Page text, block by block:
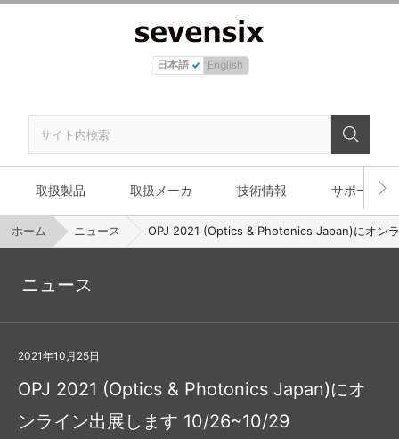
日本語 English
取扱製品 取扱メーカ 技術情報 サポート
ホーム ニュース OPJ 2021 (Optics & Photonics Japan)にオン
ニュース
OPJ 2021 (Optics & Photonics Japan)にオ
ンライン出展します 10/26~10/29
2021年10月25日